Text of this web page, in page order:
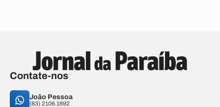
Contate-nos
João Pessoa
(83) 2106.1892